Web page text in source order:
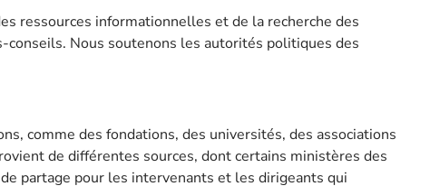
ressources informationnelles et de la recherche des
conseils. Nous soutenons les autorités politiques des
comme des fondations, des universités, des associations
de différentes sources, dont certains ministères des
partage pour les intervenants et les dirigeants qui